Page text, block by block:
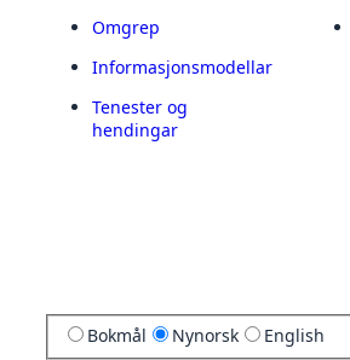
Omgrep
Informasjonsmodellar
Tenester og
hendingar
Bokmål Nynorsk English